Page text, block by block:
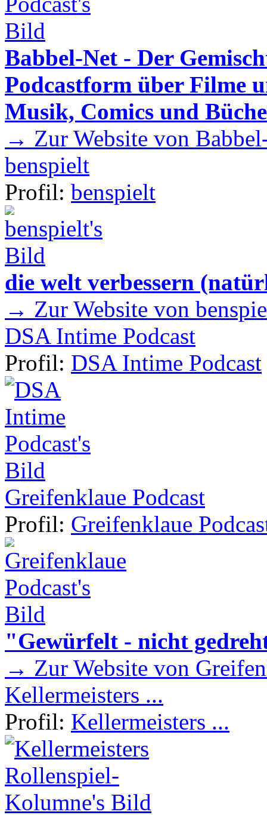
Babbel-Net - Der
Podcastform über Filme
Musik, Comics und
→ Zur Website von
benspielt
Profil: benspielt
die welt verbessern
→ Zur Website von
DSA Intime Podcast
Profil: DSA Intime Podcast
Greifenklaue Podcast
Profil: Greifenklaue
"Gewürfelt - nicht
→ Zur Website von
Kellermeisters ...
Profil: Kellermeisters ...